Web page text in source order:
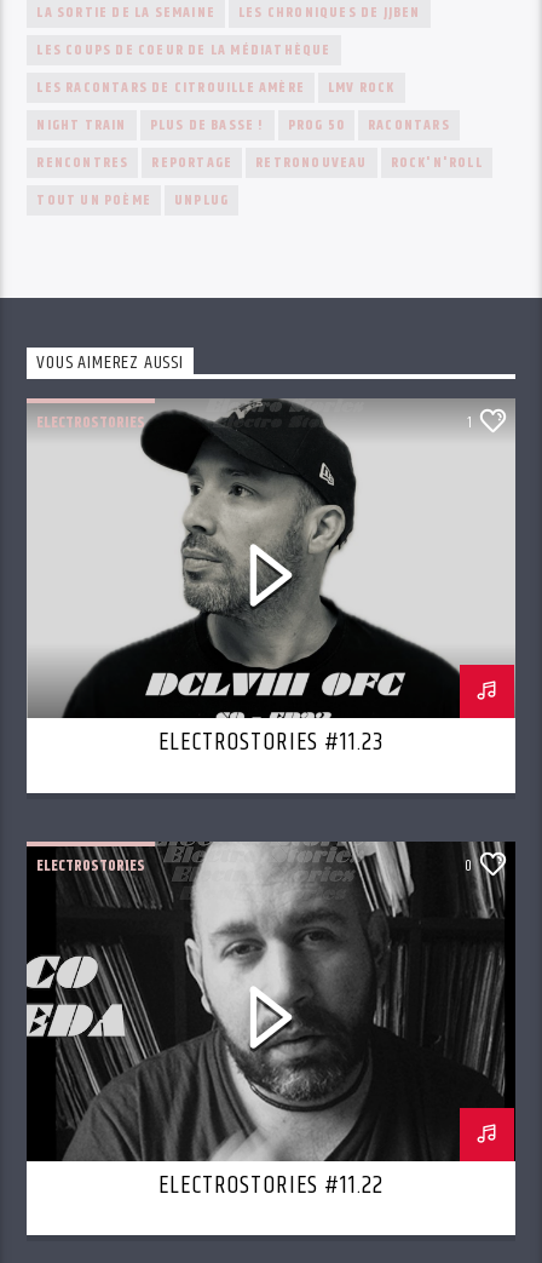
LA SORTIE DE LA SEMAINE
LES CHRONIQUES DE JJBEN
LES COUPS DE COEUR DE LA MÉDIATHÈQUE
LES RACONTARS DE CITROUILLE AMÈRE
LMV ROCK
NIGHT TRAIN
PLUS DE BASSE ! PROG 50
RACONTARS
RENCONTRES
REPORTAGE RETRONOUVEAU
ROCK'N'ROLL
TOUT UN POÈME
UNPLUG
VOUS AIMEREZ AUSSI
ELECTROSTORIES 1
ELECTROSTORIES #11.23
ELECTROSTORIES 0
ELECTROSTORIES #11.22